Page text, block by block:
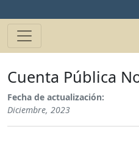
Cuenta Pública
Fecha de actualización:
Diciembre, 2023